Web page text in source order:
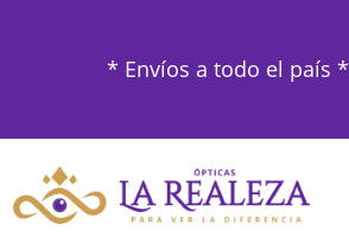
* Envíos a todo el país *